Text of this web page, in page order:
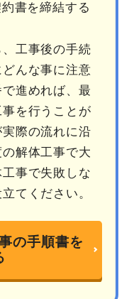
書を締結する
工事後の手続
んな事に注意
進めれば、最
を行うことが
際の流れに沿
解体工事で大
事で失敗しな
てください。
の手順書を